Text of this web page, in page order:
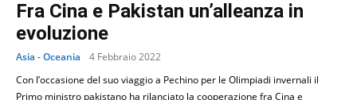
Fra Cina e Pakistan un’alleanza in
evoluzione
Asia - Oceania
4 Febbraio 2022
Con l’occasione del suo viaggio a Pechino per le Olimpiadi invernali il
Primo ministro pakistano ha rilanciato la cooperazione fra Cina e